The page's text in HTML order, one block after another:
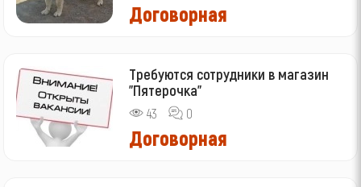
Договорная
Требуются сотрудники в магазин
"Пятерочка"
43 0
Договорная